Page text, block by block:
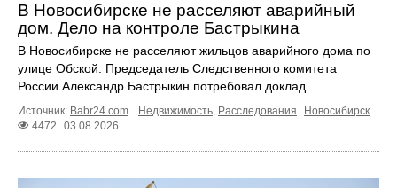
В Новосибирске не расселяют аварийный
дом. Дело на контроле Бастрыкина
В Новосибирске не расселяют жильцов аварийного дома по
улице Обской. Председатель Следственного комитета
России Александр Бастрыкин потребовал доклад.
Источник: Babr24.com. Недвижимость, Расследования
Новосибирск
4472
03.08.2026